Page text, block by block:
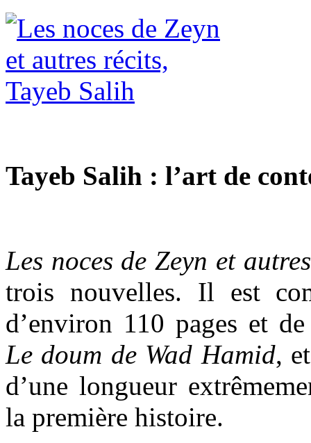
Tayeb Salih : l’art de
Les noces de Zeyn et
trois nouvelles. Il est
d’environ 110 pages et
Le doum de Wad Hamid,
d’une longueur
la première histoire.